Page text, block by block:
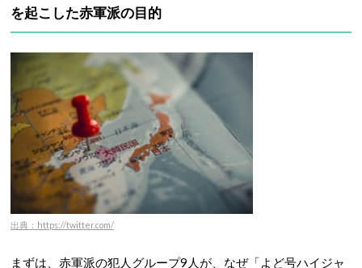
を起こした赤軍派の目的
出典：https://twitter.com/
まずは、赤軍派の犯人グループ9人が、なぜ「よど号ハイジャ